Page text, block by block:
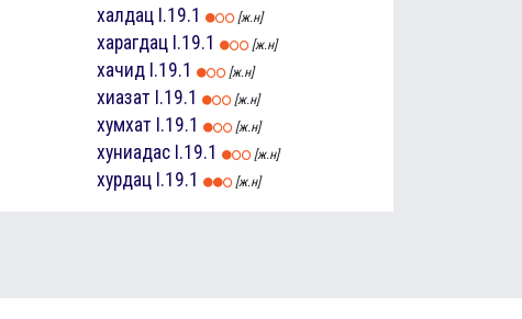
халдац I.19.1 [ж.н]
харагдац I.19.1 [ж.н]
хачид I.19.1 [ж.н]
хиазат I.19.1 [ж.н]
хумхат I.19.1 [ж.н]
хуниадас I.19.1 [ж.н]
хурдац I.19.1 [ж.н]